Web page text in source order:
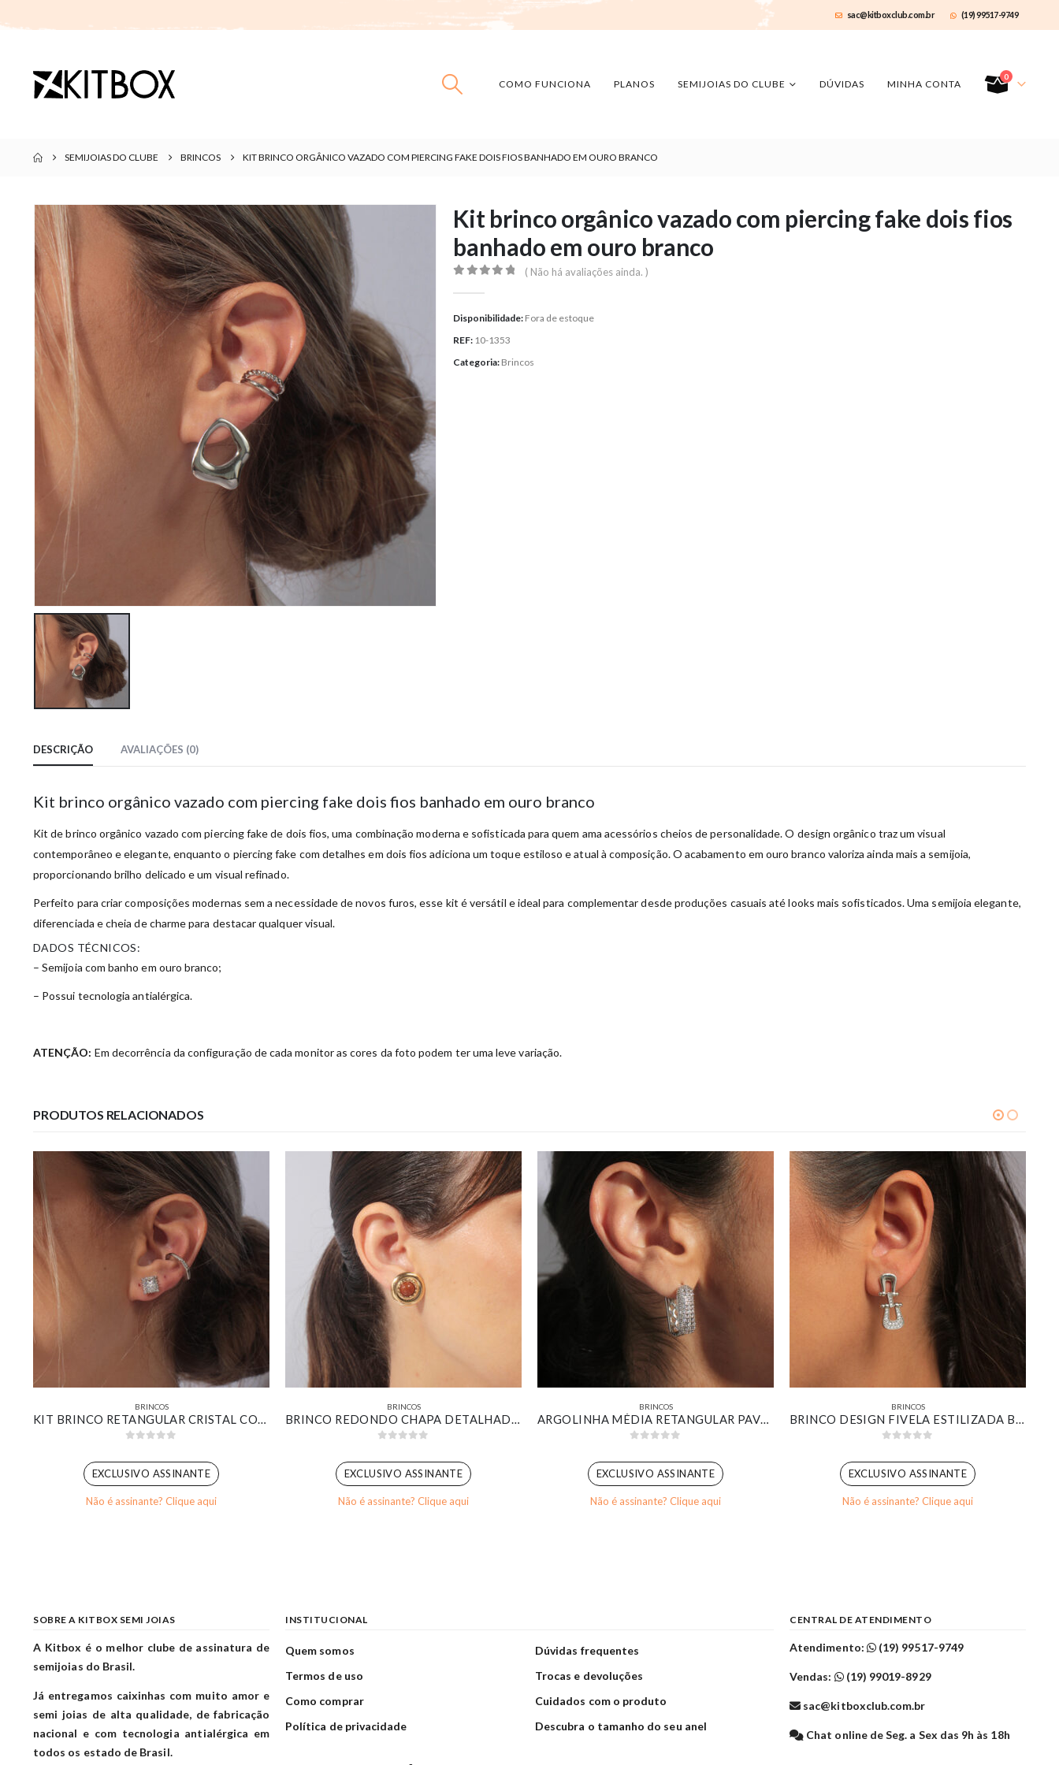
sac@kitboxclub.com.br (19) 99517-9749
COMO FUNCIONA PLANOS SEMIJOIAS DO CLUBE DÚVIDAS MINHA CONTA
0
SEMIJOIAS DO CLUBE BRINCOS KIT BRINCO ORGÂNICO VAZADO COM PIERCING FAKE DOIS FIOS BANHADO EM OURO BRANCO
Kit brinco orgânico vazado com piercing fake dois fios
banhado em ouro branco
( Não há avaliações ainda. )
Disponibilidade: Fora de estoque
REF: 10-1353
Categoria: Brincos
DESCRIÇÃO AVALIAÇÕES (0)
Kit brinco orgânico vazado com piercing fake dois fios banhado em ouro branco
Kit de brinco orgânico vazado com piercing fake de dois fios, uma combinação moderna e sofisticada para quem ama acessórios cheios de personalidade. O design orgânico traz um visual
contemporâneo e elegante, enquanto o piercing fake com detalhes em dois fios adiciona um toque estiloso e atual à composição. O acabamento em ouro branco valoriza ainda mais a semijoia,
proporcionando brilho delicado e um visual refinado.
Perfeito para criar composições modernas sem a necessidade de novos furos, esse kit é versátil e ideal para complementar desde produções casuais até looks mais sofisticados. Uma semijoia elegante,
diferenciada e cheia de charme para destacar qualquer visual.
DADOS TÉCNICOS:
– Semijoia com banho em ouro branco;
– Possui tecnologia antialérgica.
ATENÇÃO: Em decorrência da configuração de cada monitor as cores da foto podem ter uma leve variação.
PRODUTOS RELACIONADOS
BRINCOS
KIT BRINCO RETANGULAR CRISTAL COM PIERCING FAKE LISO BANHADO EM OURO BRANCO
EXCLUSIVO ASSINANTE
Não é assinante? Clique aqui
BRINCOS
BRINCO REDONDO CHAPA DETALHADA COM PEDRA MARROM BANHADO EM OURO 18K
EXCLUSIVO ASSINANTE
Não é assinante? Clique aqui
BRINCOS
ARGOLINHA MÉDIA RETANGULAR PAVÊ CRAVEJADA BANHADA EM OURO BRANCO
EXCLUSIVO ASSINANTE
Não é assinante? Clique aqui
BRINCOS
BRINCO DESIGN FIVELA ESTILIZADA BANHADO EM OURO BRANCO
EXCLUSIVO ASSINANTE
Não é assinante? Clique aqui
SOBRE A KITBOX SEMI JOIAS
A Kitbox é o melhor clube de assinatura de
semijoias do Brasil.
Já entregamos caixinhas com muito amor e
semi joias de alta qualidade, de fabricação
nacional e com tecnologia antialérgica em
todos os estado de Brasil.
INSTITUCIONAL
Quem somos
Termos de uso
Como comprar
Política de privacidade
Dúvidas frequentes
Trocas e devoluções
Cuidados com o produto
Descubra o tamanho do seu anel
CENTRAL DE ATENDIMENTO
Atendimento: (19) 99517-9749
Vendas: (19) 99019-8929
sac@kitboxclub.com.br
Chat online de Seg. a Sex das 9h às 18h